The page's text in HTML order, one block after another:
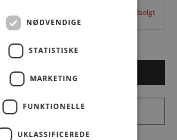
Udsolgt
NØDVENDIGE
STATISTISKE
MARKETING
FUNKTIONELLE
UKLASSIFICEREDE